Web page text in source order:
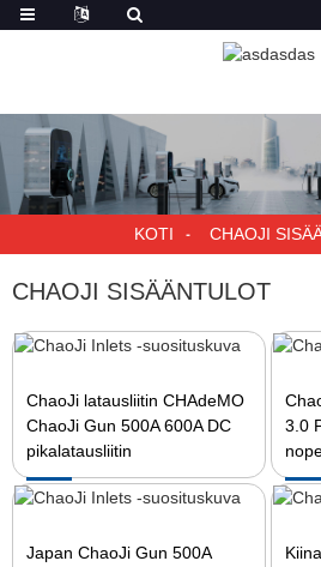
KOTI CHAOJI
CHAOJI SISÄÄNTULOT
ChaoJi latausliitin CHAdeMO
ChaoJi Gun 500A 600A DC
pikalatausliitin
3.0
Japan ChaoJi Gun 500A